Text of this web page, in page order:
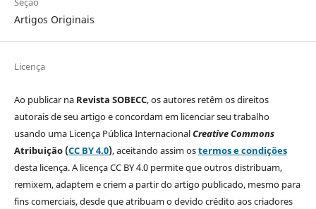
Artigos Originais
Licença
Ao publicar na Revista SOBECC, os autores retêm os direitos
autorais de seu artigo e concordam em licenciar seu trabalho
usando uma Licença Pública InternacionalCreative Commons
Atribuição (CC BY 4.0), aceitando assim ostermos e condições
desta licença. A licença CC BY 4.0 permite que outros distribuam,
remixem, adaptem e criem a partir do artigo publicado, mesmo para
fins comerciais, desde que atribuam o devido crédito aos criadores